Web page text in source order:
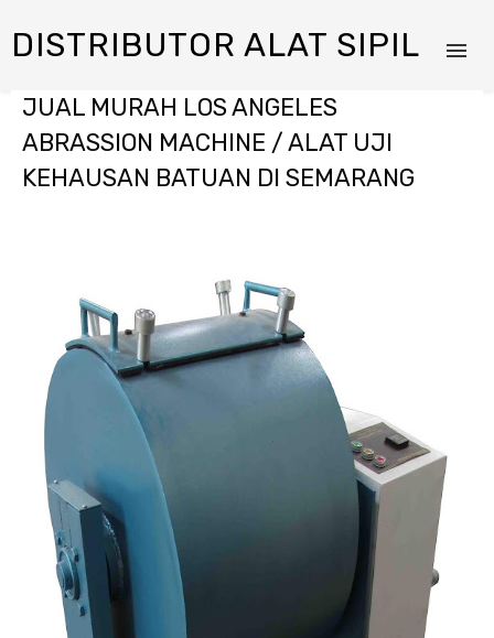
DISTRIBUTOR ALAT SIPIL
JUAL MURAH LOS ANGELES
ABRASSION MACHINE / ALAT UJI
KEHAUSAN BATUAN DI SEMARANG